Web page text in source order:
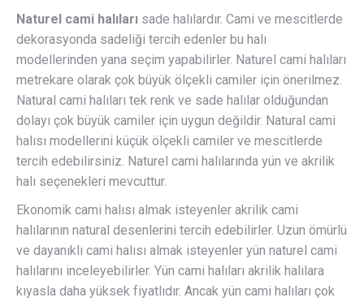
Naturel cami halıları sade halılardır. Cami ve mescitlerde
dekorasyonda sadeliği tercih edenler bu halı
modellerinden yana seçim yapabilirler. Naturel cami halıları
metrekare olarak çok büyük ölçekli camiler için önerilmez.
Natural cami halıları tek renk ve sade halılar olduğundan
dolayı çok büyük camiler için uygun değildir. Natural cami
halısı modellerini küçük ölçekli camiler ve mescitlerde
tercih edebilirsiniz. Naturel cami halılarında yün ve akrilik
halı seçenekleri mevcuttur.
Ekonomik cami halısı almak isteyenler akrilik cami
halılarının natural desenlerini tercih edebilirler. Uzun ömürlü
ve dayanıklı cami halısı almak isteyenler yün naturel cami
halılarını inceleyebilirler. Yün cami halıları akrilik halılara
kıyasla daha yüksek fiyatlıdır. Ancak yün cami halıları çok